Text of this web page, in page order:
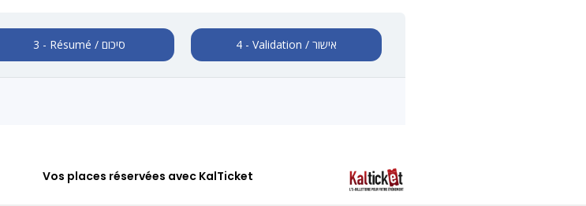
3 - Résumé / סיכום 4 - Validation / אישור
Vos places réservées avec KalTicket